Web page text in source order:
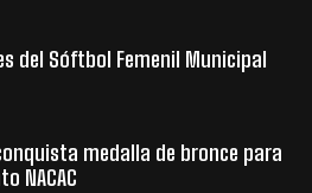
del Sóftbol Femenil Municipal
medalla de bronce para
NACAC